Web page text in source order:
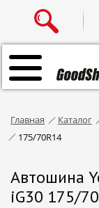
Главная Каталог
175/70R14
Автошина
iG30 175/